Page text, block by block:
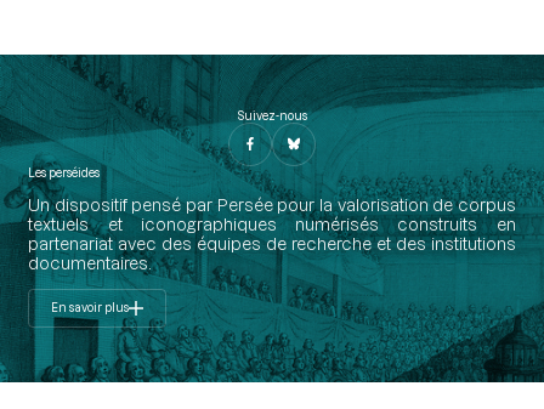
Suivez-nous
Les perséides
Un dispositif pensé par Persée pour la valorisation de corpus
textuels et iconographiques numérisés construits en
partenariat avec des équipes de recherche et des institutions
documentaires.
En savoir plus